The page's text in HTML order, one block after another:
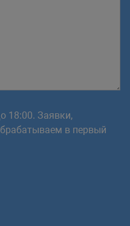
18:00. Заявки,
в первый